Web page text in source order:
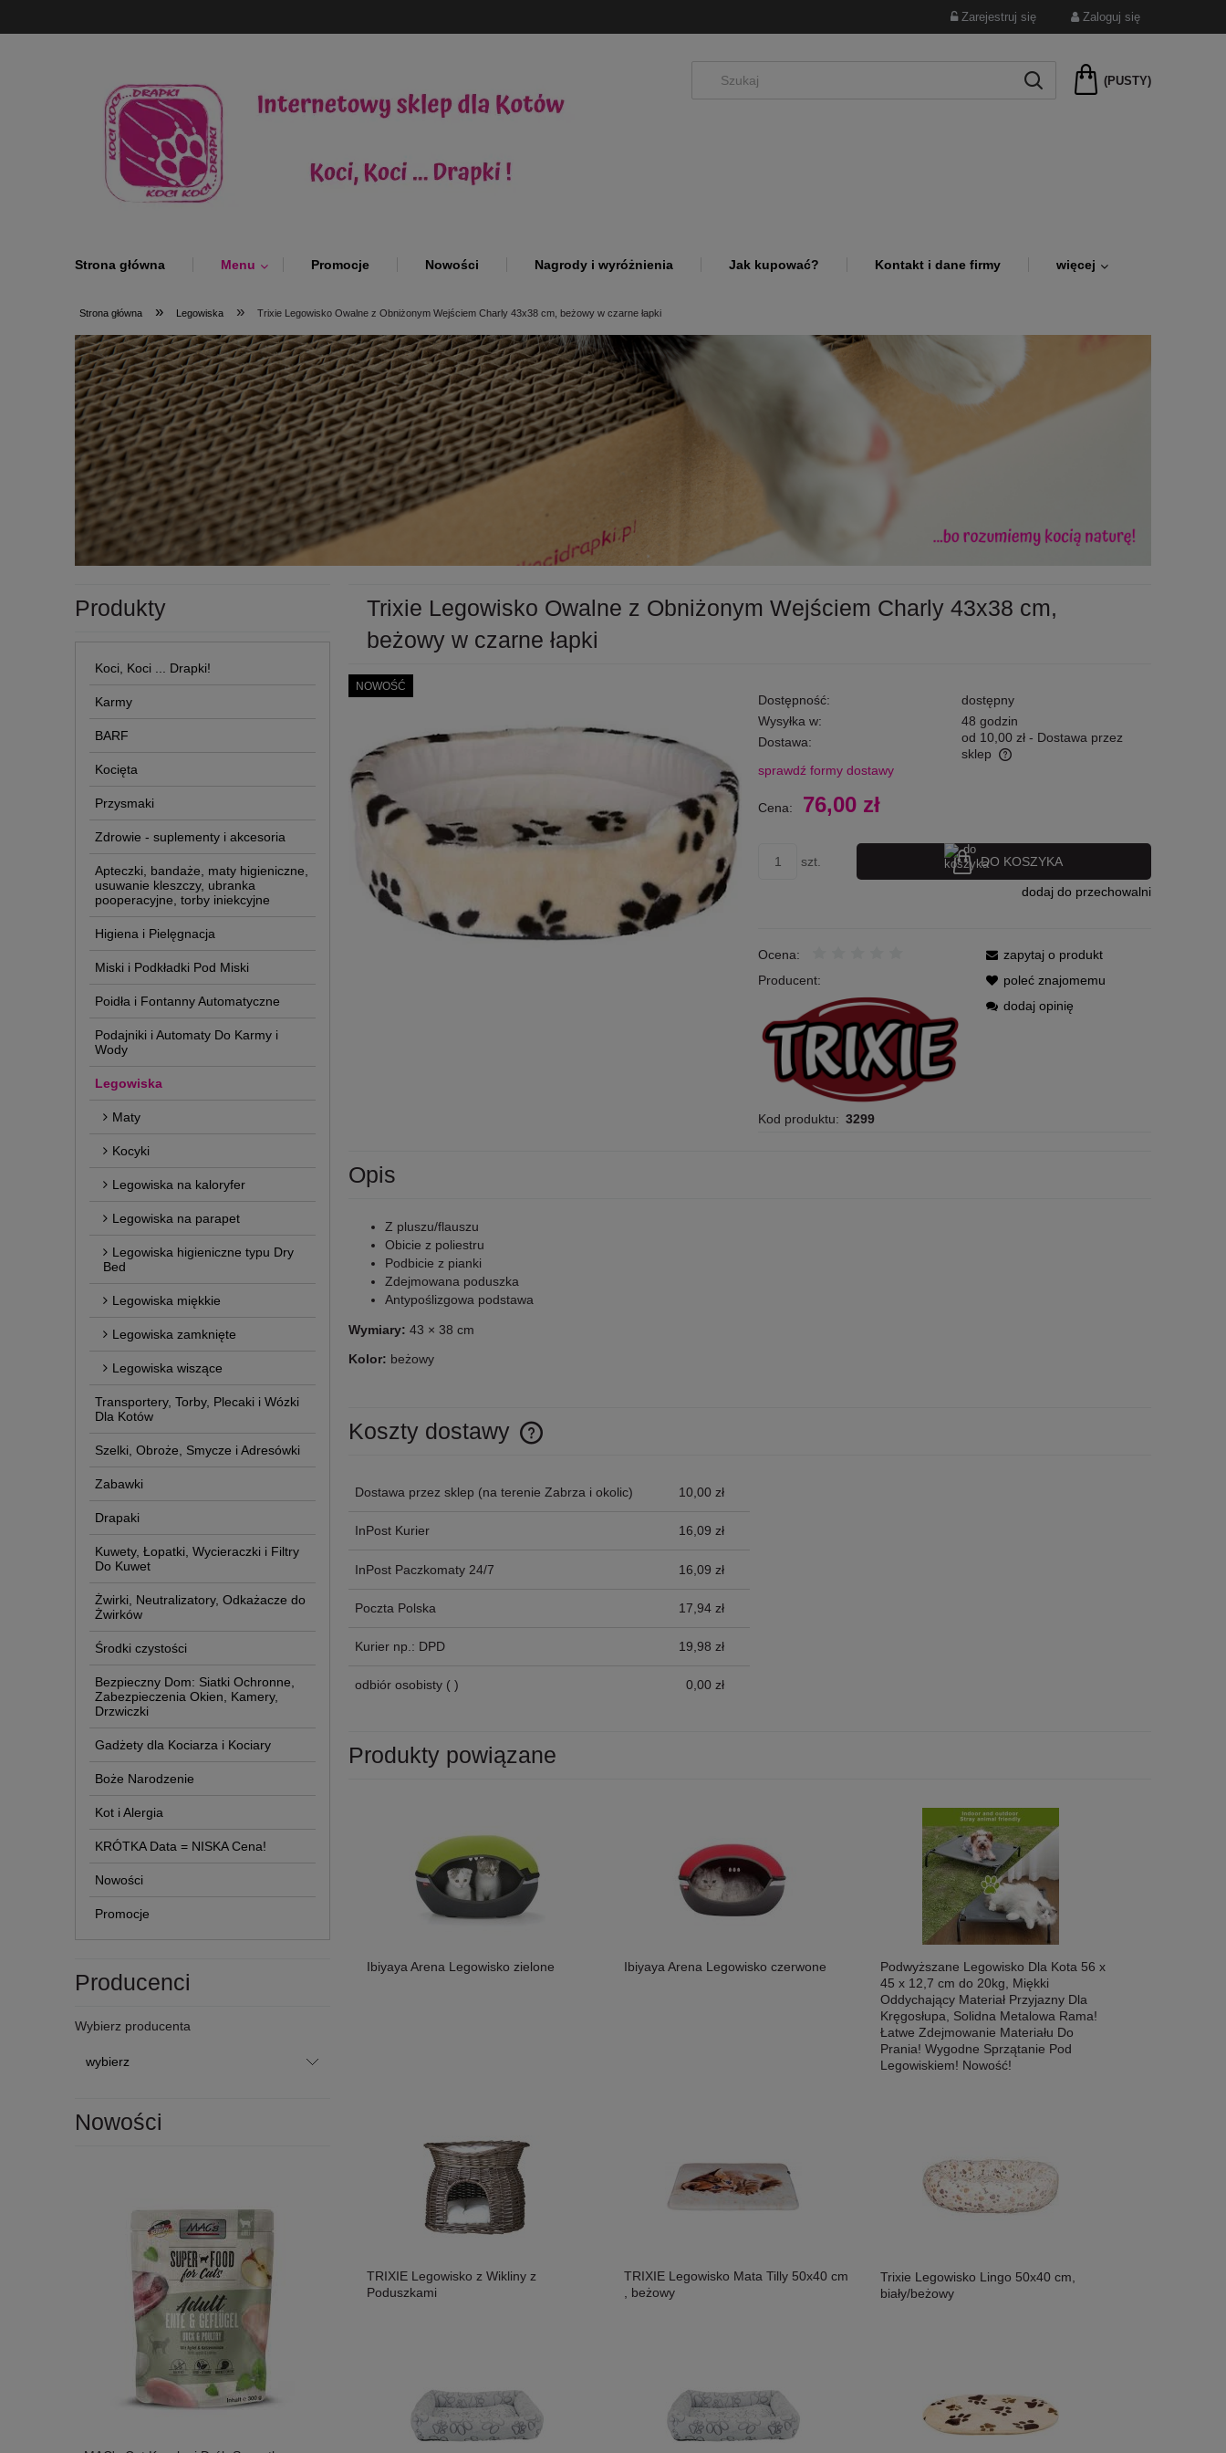
Zarejestruj się Zaloguj się
(PUSTY)
Strona główna Menu Promocje Nowości Nagrody i wyróżnienia Jak kupować? Kontakt i dane firmy więcej
Strona główna » Legowiska » Trixie Legowisko Owalne z Obniżonym Wejściem Charly 43x38 cm, beżowy w czarne łapki
Produkty
Koci, Koci ... Drapki!
Karmy
BARF
Kocięta
Przysmaki
Zdrowie - suplementy i akcesoria
Apteczki, bandaże, maty higieniczne,
usuwanie kleszczy, ubranka
pooperacyjne, torby iniekcyjne
Higiena i Pielęgnacja
Miski i Podkładki Pod Miski
Poidła i Fontanny Automatyczne
Podajniki i Automaty Do Karmy i
Wody
Legowiska
Maty
Kocyki
Legowiska na kaloryfer
Legowiska na parapet
Legowiska higieniczne typu Dry
Bed
Legowiska miękkie
Legowiska zamknięte
Legowiska wiszące
Transportery, Torby, Plecaki i Wózki
Dla Kotów
Szelki, Obroże, Smycze i Adresówki
Zabawki
Drapaki
Kuwety, Łopatki, Wycieraczki i Filtry
Do Kuwet
Żwirki, Neutralizatory, Odkażacze do
Żwirków
Środki czystości
Bezpieczny Dom: Siatki Ochronne,
Zabezpieczenia Okien, Kamery,
Drzwiczki
Gadżety dla Kociarza i Kociary
Boże Narodzenie
Kot i Alergia
KRÓTKA Data = NISKA Cena!
Nowości
Promocje
Producenci
Wybierz producenta
Nowości
Trixie Legowisko Owalne z Obniżonym Wejściem Charly 43x38 cm,
beżowy w czarne łapki
NOWOŚĆ
Dostępność:
dostępny
Wysyłka w:
48 godzin
Dostawa:
od 10,00 zł - Dostawa przez
sklep
Cena nie zawiera ewentualnych kosztów
płatności
sprawdź formy dostawy
Cena: 76,00 zł
szt. DO KOSZYKA
dodaj do przechowalni
Ocena:
Producent:
Kod produktu: 3299
zapytaj o produkt
poleć znajomemu
dodaj opinię
Opis
Z pluszu/flauszu
Obicie z poliestru
Podbicie z pianki
Zdejmowana poduszka
Antypoślizgowa podstawa
Wymiary: 43 × 38 cm
Kolor: beżowy
Koszty dostawy
płatności
Dostawa przez sklep (na terenie Zabrza i okolic) 10,00 zł
InPost Kurier 16,09 zł
InPost Paczkomaty 24/7 16,09 zł
Poczta Polska 17,94 zł
Kurier np.: DPD 19,98 zł
odbiór osobisty ( ) 0,00 zł
Produkty powiązane
Ibiyaya Arena Legowisko zielone Ibiyaya Arena Legowisko czerwone
Podwyższane Legowisko Dla Kota 56 x
45 x 12,7 cm do 20kg, Miękki
Oddychający Materiał Przyjazny Dla
Kręgosłupa, Solidna Metalowa Rama!
Łatwe Zdejmowanie Materiału Do
Prania! Wygodne Sprzątanie Pod
Legowiskiem! Nowość!
TRIXIE Legowisko z Wikliny z
Poduszkami
TRIXIE Legowisko Mata Tilly 50x40 cm
, beżowy
Trixie Legowisko Lingo 50x40 cm,
biały/beżowy